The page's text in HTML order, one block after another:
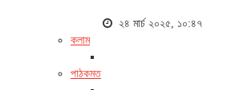
২৪ মার্চ ২০২৫, ১০:৪৭
কলাম
পাঠকমত